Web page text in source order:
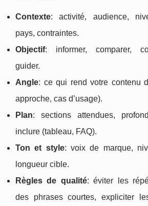
Contexte: activité, audience,
pays, contraintes.
Objectif: informer, comparer,
guider.
Angle: ce qui rend votre contenu
approche, cas d’usage).
Plan: sections attendues,
inclure (tableau, FAQ).
Ton et style: voix de marque,
longueur cible.
Règles de qualité: éviter les
des phrases courtes, expliciter